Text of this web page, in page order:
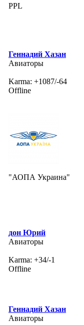
PPL
Геннадий Хазан
Авиаторы
Karma: +1087/-64
Offline
"АОПА Украина"
дон Юрий
Авиаторы
Karma: +34/-1
Offline
Геннадий Хазан
Авиаторы